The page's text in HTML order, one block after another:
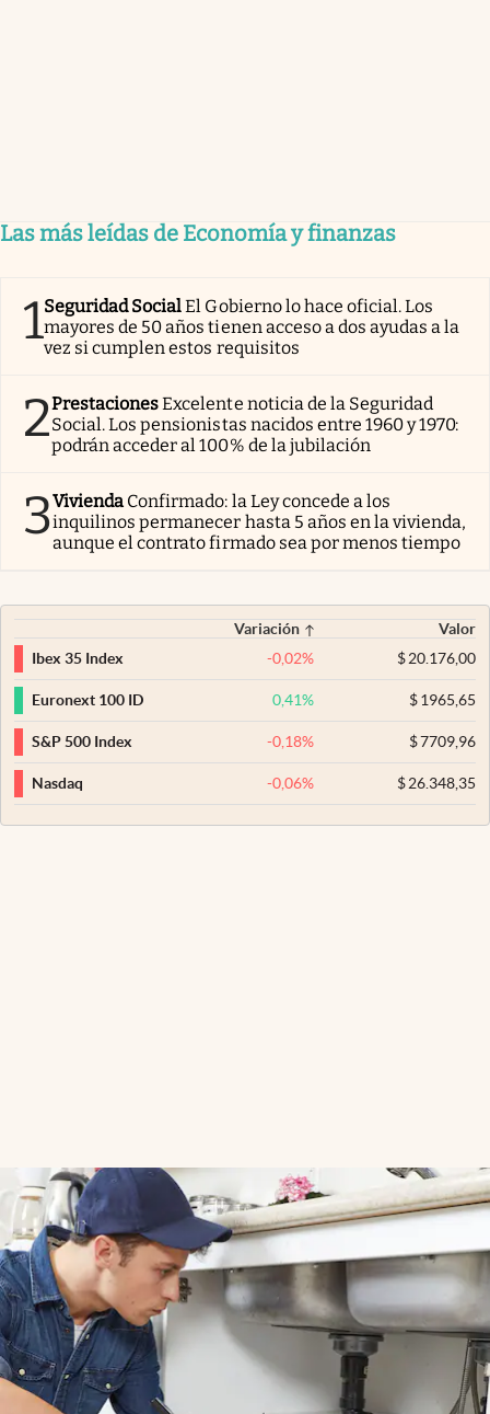
Las más leídas de Economía y finanzas
1Seguridad SocialEl Gobierno lo hace oficial. Los
mayores de 50 años tienen acceso a dos ayudas a la
vez si cumplen estos requisitos
2PrestacionesExcelente noticia de la Seguridad
Social. Los pensionistas nacidos entre 1960 y 1970:
podrán acceder al 100% de la jubilación
3Vivienda Confirmado: la Ley concede a los
inquilinos permanecer hasta 5 años en la vivienda,
aunque el contrato firmado sea por menos tiempo
Variación
Valor
Ibex 35 Index
-0,02% $20.176,00
Euronext 100 ID 0,41% $1965,65
S&P 500 Index -0,18% $7709,96
Nasdaq -0,06% $26.348,35